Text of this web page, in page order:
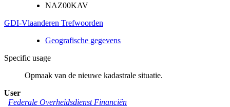
NAZ00KAV
GDI-Vlaanderen Trefwoorden
Geografische gegevens
Specific usage
Opmaak van de nieuwe kadastrale situatie.
User
Federale Overheidsdienst Financiën